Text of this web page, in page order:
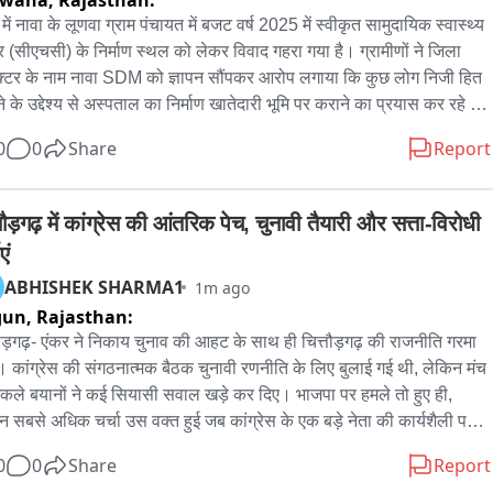
नावा के लूणवा ग्राम पंचायत में बजट वर्ष 2025 में स्वीकृत सामुदायिक स्वास्थ्य
(सीएचसी) के निर्माण स्थल को लेकर विवाद गहरा गया है। ग्रामीणों ने जिला
के नाम नावा SDM को ज्ञापन सौंपकर आरोप लगाया कि कुछ लोग निजी हित
के उद्देश्य से अस्पताल का निर्माण खातेदारी भूमि पर कराने का प्रयास कर रहे हैं,
ने ज्ञापन में बताया कि संबंधित भूमिदाता पूर्व में ही स्वेच्छा से भूमि देने की सहमति
धन के दुरुपयोग की आशंका पैदा करेगा। उन्होंने पूर्व स्वास्थ्य केन्द्र
एवं उससे सटी भूमि पर ही सीएचसी निर्माण की मांग की। ग्रामीणों ने निर्माण
की निष्पक्ष जांच, ग्रामसभा की सहमति तथा निजी भूमि पर निर्माण के
पर तत्काल रोक लगाने की मांग की है। साथ ही चेतावनी दी कि यदि
के अनुरूप निर्णय नहीं लिया गया तो क्षेत्रवासी आंदोलन के लिए मजबूर
इस दौरान काफी संख्या में लूणवा ग्राम के ग्रामीण मौजूद रहे।
0 Share Report
में कांग्रेस की आंतरिक पेच, चुनावी तैयारी और सत्ता-विरोधी
ABHISHEK SHARMA1 1m ago
Rajasthan:
एंकर ने निकाय चुनाव की आहट के साथ ही चित्तौड़गढ़ की राजनीति गरमा
कांग्रेस की संगठनात्मक बैठक चुनावी रणनीति के लिए बुलाई गई थी, लेकिन मंच
बयानों ने कई सियासी सवाल खड़े कर दिए। भाजपा पर हमले तो हुए ही,
सबसे अधिक चर्चा उस वक्त हुई जब कांग्रेस के एक बड़े नेता की कार्यशैली पर
अपने घर के भीतर भी सियासी संदेश देने में कोई कसर नहीं छोड़ी। कांग्रेस
0 Share Report